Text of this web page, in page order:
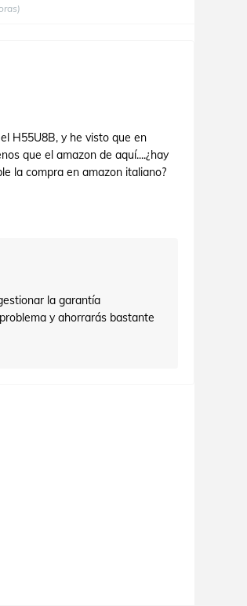
H55U8B, y he visto que en
que el amazon de aquí....¿hay
la compra en amazon italiano?
la garantía
y ahorrarás bastante